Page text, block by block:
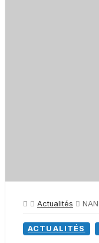
Actualités
ACTUALITÉS